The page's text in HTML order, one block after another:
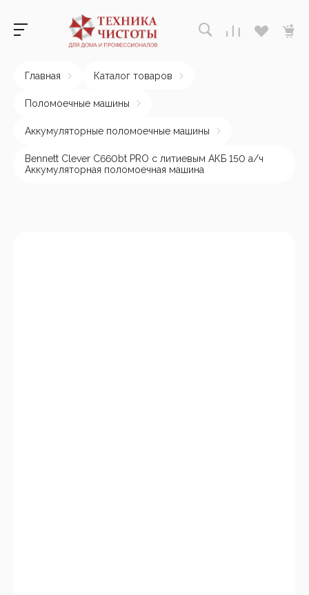
Главная Каталог товаров
Поломоечные машины
Аккумуляторные поломоечные машины
Bennett Clever C660bt PRO с литиевым АКБ 150 а/ч
Аккумуляторная поломоечная машина